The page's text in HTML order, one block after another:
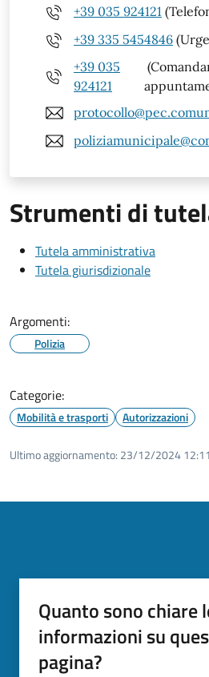
+39 035 924121
+39 335 5454846
+39 035
924121
Strumenti di
Tutela amministrativa
Tutela giurisdizionale
Argomenti:
Polizia
Categorie:
Mobilità e trasporti Autorizzazioni
Ultimo aggiornamento: 23/12/2024
Quanto sono chiare
informazioni su
pagina?